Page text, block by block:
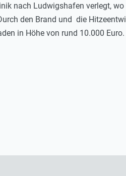
nach Ludwigshafen verlegt,
den Brand und die
in Höhe von rund 10.000 Euro.